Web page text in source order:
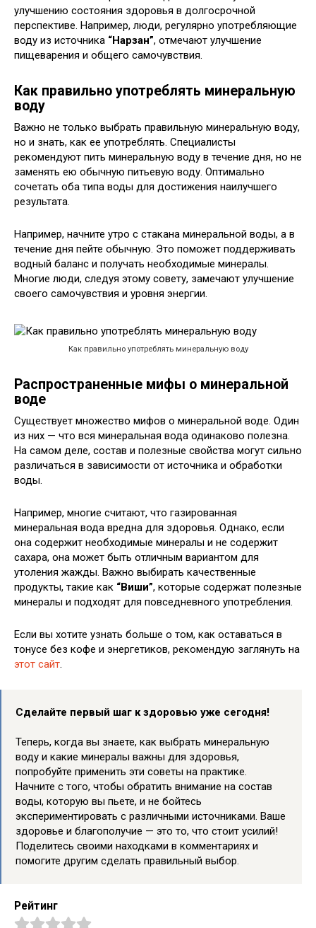
улучшению состояния здоровья в долгосрочной
перспективе. Например, люди, регулярно употребляющие
воду из источника “Нарзан”, отмечают улучшение
пищеварения и общего самочувствия.
Как правильно употреблять минеральную
воду
Важно не только выбрать правильную минеральную воду,
но и знать, как ее употреблять. Специалисты
рекомендуют пить минеральную воду в течение дня, но не
заменять ею обычную питьевую воду. Оптимально
сочетать оба типа воды для достижения наилучшего
результата.
Например, начните утро с стакана минеральной воды, а в
течение дня пейте обычную. Это поможет поддерживать
водный баланс и получать необходимые минералы.
Многие люди, следуя этому совету, замечают улучшение
своего самочувствия и уровня энергии.
Как правильно употреблять минеральную воду
Распространенные мифы о минеральной
воде
Существует множество мифов о минеральной воде. Один
из них — что вся минеральная вода одинаково полезна.
На самом деле, состав и полезные свойства могут сильно
различаться в зависимости от источника и обработки
воды.
Например, многие считают, что газированная
минеральная вода вредна для здоровья. Однако, если
она содержит необходимые минералы и не содержит
сахара, она может быть отличным вариантом для
утоления жажды. Важно выбирать качественные
продукты, такие как “Виши”, которые содержат полезные
минералы и подходят для повседневного употребления.
Если вы хотите узнать больше о том, как оставаться в
тонусе без кофе и энергетиков, рекомендую заглянуть на
этот сайт
Сделайте первый шаг к здоровью уже сегодня!
Теперь, когда вы знаете, как выбрать минеральную
воду и какие минералы важны для здоровья,
попробуйте применить эти советы на практике.
Начните с того, чтобы обратить внимание на состав
воды, которую вы пьете, и не бойтесь
экспериментировать с различными источниками. Ваше
здоровье и благополучие — это то, что стоит усилий!
Поделитесь своими находками в комментариях и
помогите другим сделать правильный выбор.
Рейтинг